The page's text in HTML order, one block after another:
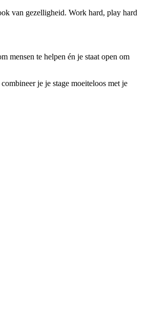
van gezelligheid. Work hard, play hard
mensen te helpen én je staat open om
je je stage moeiteloos met je